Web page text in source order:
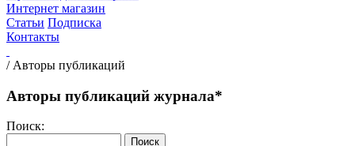
Интернет магазин
Статьи Подписка
Контакты
/ Авторы публикаций
Авторы публикаций журнала*
Поиск: